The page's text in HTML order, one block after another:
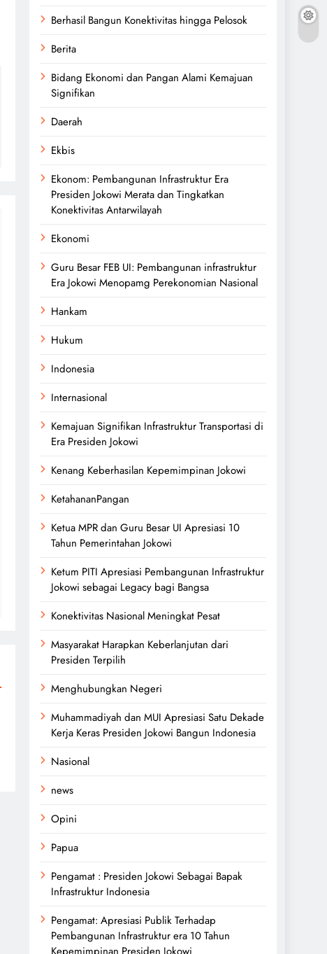
Berhasil Bangun Konektivitas hingga Pelosok
Berita
Bidang Ekonomi dan Pangan Alami Kemajuan
Signifikan
Daerah
Ekbis
Ekonom: Pembangunan Infrastruktur Era
Presiden Jokowi Merata dan Tingkatkan
Konektivitas Antarwilayah
Ekonomi
Guru Besar FEB UI: Pembangunan infrastruktur
Era Jokowi Menopamg Perekonomian Nasional
Hankam
Hukum
Indonesia
Internasional
Kemajuan Signifikan Infrastruktur Transportasi di
Era Presiden Jokowi
Kenang Keberhasilan Kepemimpinan Jokowi
KetahananPangan
Ketua MPR dan Guru Besar UI Apresiasi 10
Tahun Pemerintahan Jokowi
Ketum PITI Apresiasi Pembangunan Infrastruktur
Jokowi sebagai Legacy bagi Bangsa
Konektivitas Nasional Meningkat Pesat
Masyarakat Harapkan Keberlanjutan dari
Presiden Terpilih
Menghubungkan Negeri
Muhammadiyah dan MUI Apresiasi Satu Dekade
Kerja Keras Presiden Jokowi Bangun Indonesia
Nasional
news
Opini
Papua
Pengamat : Presiden Jokowi Sebagai Bapak
Infrastruktur Indonesia
Pengamat: Apresiasi Publik Terhadap
Pembangunan Infrastruktur era 10 Tahun